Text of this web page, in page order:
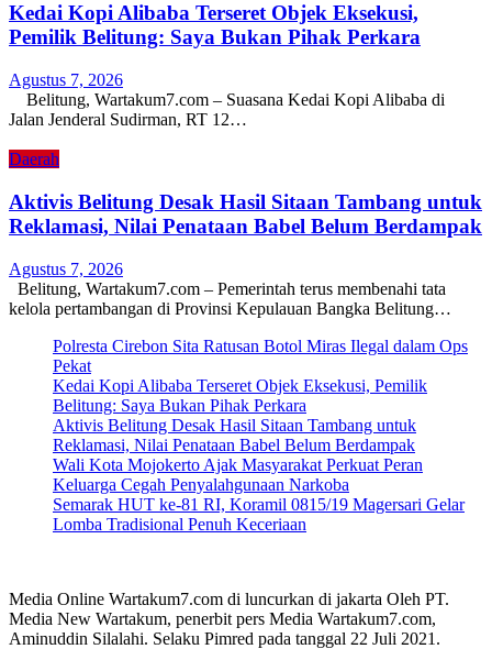
Kedai Kopi Alibaba Terseret Objek Eksekusi,
Pemilik Belitung: Saya Bukan Pihak Perkara
Agustus 7, 2026
Belitung, Wartakum7.com – Suasana Kedai Kopi Alibaba di
Jalan Jenderal Sudirman, RT 12…
Daerah
Aktivis Belitung Desak Hasil Sitaan Tambang untuk
Reklamasi, Nilai Penataan Babel Belum Berdampak
Agustus 7, 2026
Belitung, Wartakum7.com – Pemerintah terus membenahi tata
kelola pertambangan di Provinsi Kepulauan Bangka Belitung…
Polresta Cirebon Sita Ratusan Botol Miras Ilegal dalam Ops
Pekat
Kedai Kopi Alibaba Terseret Objek Eksekusi, Pemilik
Belitung: Saya Bukan Pihak Perkara
Aktivis Belitung Desak Hasil Sitaan Tambang untuk
Reklamasi, Nilai Penataan Babel Belum Berdampak
Wali Kota Mojokerto Ajak Masyarakat Perkuat Peran
Keluarga Cegah Penyalahgunaan Narkoba
Semarak HUT ke-81 RI, Koramil 0815/19 Magersari Gelar
Lomba Tradisional Penuh Keceriaan
Media Online Wartakum7.com di luncurkan di jakarta Oleh PT.
Media New Wartakum, penerbit pers Media Wartakum7.com,
Aminuddin Silalahi. Selaku Pimred pada tanggal 22 Juli 2021.